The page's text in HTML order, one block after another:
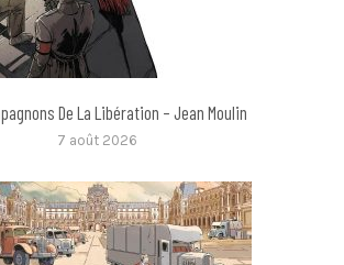
De La Libération – Jean Moulin
7 août 2026